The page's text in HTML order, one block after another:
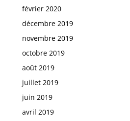
février 2020
décembre 2019
novembre 2019
octobre 2019
août 2019
juillet 2019
juin 2019
avril 2019